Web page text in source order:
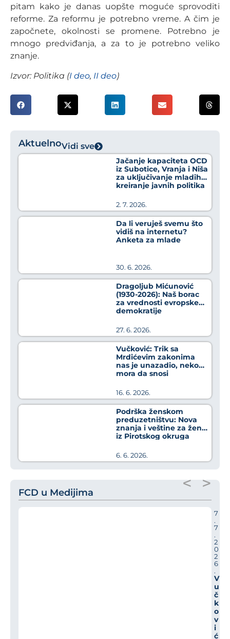
pitam kako je danas uopšte moguće sprovoditi
reforme. Za reformu je potrebno vreme. A čim je
započnete, okolnosti se promene. Potrebno je
mnogo predviđanja, a za to je potrebno veliko
znanje.
Izvor: Politika (I deo, II deo)
AktuelnoVidi sve
Jačanje kapaciteta OCD
iz Subotice, Vranja i Niša
za uključivanje mladih u
kreiranje javnih politika
2. 7. 2026.
Da li veruješ svemu što
vidiš na internetu?
Anketa za mlade
30. 6. 2026.
Dragoljub Mićunović
(1930-2026): Naš borac
za vrednosti evropske
demokratije
27. 6. 2026.
Vučković: Trik sa
Mrdićevim zakonima
nas je unazadio, neko
mora da snosi
16. 6. 2026.
Podrška ženskom
preduzetništvu: Nova
znanja i veštine za žene
iz Pirotskog okruga
6. 6. 2026.
FCD u Medijima
7
.
7
.
2
0
2
6
.
V
u
č
k
o
v
i
ć
< >